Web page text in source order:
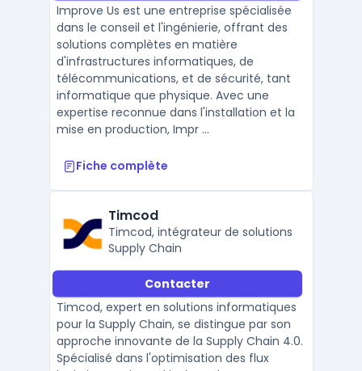
Improve Us est une entreprise spécialisée
dans le conseil et l'ingénierie, offrant des
solutions complètes en matière
d'infrastructures informatiques, de
télécommunications, et de sécurité, tant
informatique que physique. Avec une
expertise reconnue dans l'installation et la
mise en production, Impr ...
Fiche complète
Timcod
Timcod, intégrateur de solutions
Supply Chain
Contacter
Timcod, expert en solutions informatiques
pour la Supply Chain, se distingue par son
approche innovante de la Supply Chain 4.0.
Spécialisé dans l'optimisation des flux